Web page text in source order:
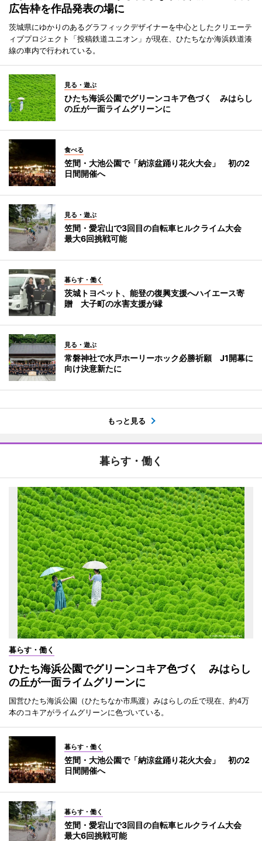
広告枠を作品発表の場に
茨城県にゆかりのあるグラフィックデザイナーを中心としたクリエーテ
ィブプロジェクト「投稿鉄道ユニオン」が現在、ひたちなか海浜鉄道湊
線の車内で行われている。
見る・遊ぶ
ひたち海浜公園でグリーンコキア色づく みはらし
の丘が一面ライムグリーンに
食べる
笠間・大池公園で「納涼盆踊り花火大会」 初の2
日間開催へ
見る・遊ぶ
笠間・愛宕山で3回目の自転車ヒルクライム大会
最大6回挑戦可能
暮らす・働く
茨城トヨペット、能登の復興支援へハイエース寄
贈 大子町の水害支援が縁
見る・遊ぶ
常磐神社で水戸ホーリーホック必勝祈願 J1開幕に
向け決意新たに
もっと見る
暮らす・働く
暮らす・働く
ひたち海浜公園でグリーンコキア色づく みはらし
の丘が一面ライムグリーンに
国営ひたち海浜公園（ひたちなか市馬渡）みはらしの丘で現在、約4万
本のコキアがライムグリーンに色づいている。
暮らす・働く
笠間・大池公園で「納涼盆踊り花火大会」 初の2
日間開催へ
暮らす・働く
笠間・愛宕山で3回目の自転車ヒルクライム大会
最大6回挑戦可能